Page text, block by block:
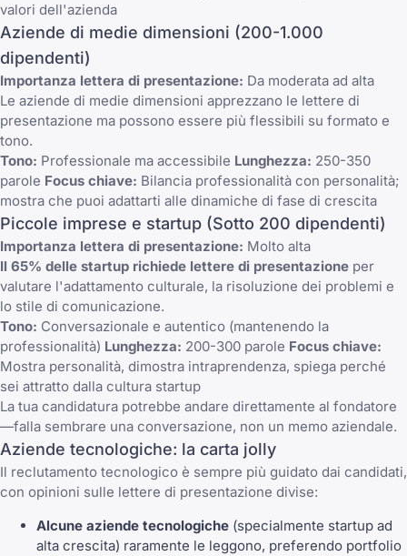
valori dell'azienda
Aziende di medie dimensioni (200-1.000
dipendenti)
Importanza lettera di presentazione: Da moderata ad alta
Le aziende di medie dimensioni apprezzano le lettere di
presentazione ma possono essere più flessibili su formato e
tono.
Tono: Professionale ma accessibile Lunghezza: 250-350
parole Focus chiave: Bilancia professionalità con personalità;
mostra che puoi adattarti alle dinamiche di fase di crescita
Piccole imprese e startup (Sotto 200 dipendenti)
Importanza lettera di presentazione: Molto alta
Il 65% delle startup richiede lettere di presentazione per
valutare l'adattamento culturale, la risoluzione dei problemi e
lo stile di comunicazione.
Tono: Conversazionale e autentico (mantenendo la
professionalità) Lunghezza: 200-300 parole Focus chiave:
Mostra personalità, dimostra intraprendenza, spiega perché
sei attratto dalla cultura startup
La tua candidatura potrebbe andare direttamente al fondatore
—falla sembrare una conversazione, non un memo aziendale.
Aziende tecnologiche: la carta jolly
Il reclutamento tecnologico è sempre più guidato dai candidati,
con opinioni sulle lettere di presentazione divise:
Alcune aziende tecnologiche (specialmente startup ad
alta crescita) raramente le leggono, preferendo portfolio